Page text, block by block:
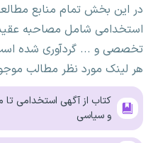
در این بخش تمام منابع
استخدامی شامل مصاحبه
تخصصی و ... گردآوری شده
هر لینک مورد نظر مطالب
کتاب از آگهی استخدامی
و سیاسی